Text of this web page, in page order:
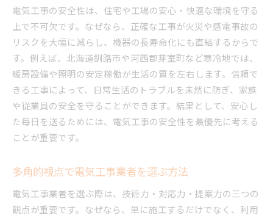
長期安定を目指す電気工事の工夫と技術
要望に応える電気工事の柔軟な提案事例
電気工事を依頼する前に知りたい基礎知識
電気工事の種類とそれぞれの特徴を解説
依頼前に確認すべき電気工事の流れ
電気工事に必要な資格や法律の基礎知識
トラブルを防ぐための電気工事依頼準備
見積もり時に気をつけたい電気工事の要点
信頼性が高い電気工事業者を見極めるコツ
口コミから見る信頼できる電気工事業者
電気工事業者選びで注目したい技術力
電気工事の安全性は、住宅や工場の安心・快適な環境を守る
上で不可欠です。なぜなら、正確な工事が火災や感電事故の
リスクを大幅に減らし、機器の長寿命化にも直結するからで
す。例えば、北海道釧路市や河西郡芽室町など寒冷地では、
暖房設備や照明の安定稼働が生活の質を左右します。信頼で
きる工事によって、日常生活のトラブルを未然に防ぎ、家族
や従業員の安全を守ることができます。結果として、安心し
た毎日を送るためには、電気工事の安全性を最優先に考える
ことが重要です。
多角的視点で電気工事業者を選ぶ方法
電気工事業者を選ぶ際は、技術力・対応力・提案力の三つの
観点が重要です。なぜなら、単に施工するだけでなく、利用